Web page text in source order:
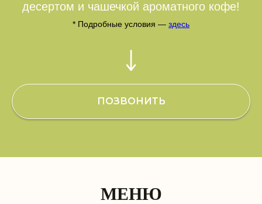
десертом и чашечкой ароматного кофе!
* Подробные условия — здесь
ПОЗВОНИТЬ
МЕНЮ